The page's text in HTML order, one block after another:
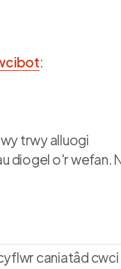
:
trwy alluogi
diogel o'r wefan.
caniatâd